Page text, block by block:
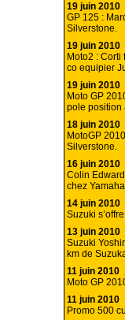
19 juin 2010
GP 125 :
Silverstone.
19 juin 2010
Moto2 :
co equipier
19 juin 2010
Moto GP
pole position
18 juin 2010
MotoGP
Silverstone.
16 juin 2010
Colin
chez
14 juin 2010
Suzuki
13 juin 2010
Suzuki
km de
11 juin 2010
Moto GP
11 juin 2010
Promo 500